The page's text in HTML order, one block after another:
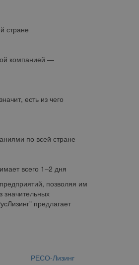
стране
компанией —
есть из чего
по всей стране
всего 1–2 дня
позволяя им
значительных
предлагает
РЕСО-Лизинг